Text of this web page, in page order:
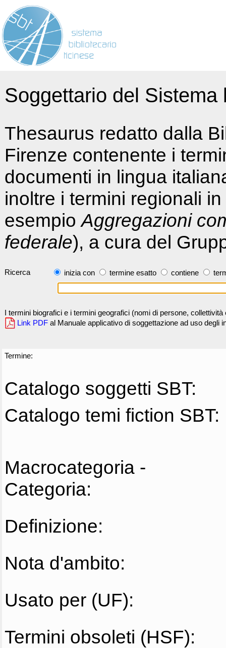
Soggettario del
Thesaurus redatto dalla
Firenze contenente i
documenti in lingua
inoltre i termini regionali
esempioAggregazioni
federale), a cura del
Ricerca inizia con termine esatto contiene
I termini biografici e i termini geografici (nomi di persone,
Link PDF al Manuale applicativo di soggettazione ad uso degli
Termine:
Catalogo soggetti SBT:
Catalogo temi fiction SBT:
Macrocategoria -
Categoria:
Definizione:
Nota d'ambito:
Usato per (UF):
Termini obsoleti (HSF):